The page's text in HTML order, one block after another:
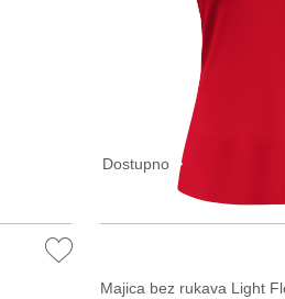
Dostupno
Majica bez rukava Light